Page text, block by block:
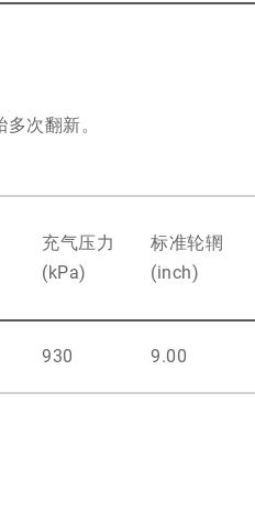
次翻新。
充气压力
(kPa)
标准轮辋
(inch)
930 9.00